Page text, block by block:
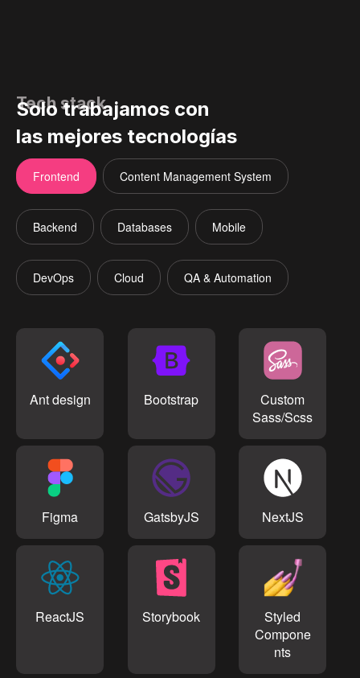
Tech stack
Solo trabajamos con
las mejores tecnologías
Frontend Content Management System
Backend Databases Mobile
DevOps Cloud QA & Automation
Ant design Bootstrap
Custom
Sass/Scss
Figma GatsbyJS NextJS
ReactJS Storybook
Styled
Compone
nts